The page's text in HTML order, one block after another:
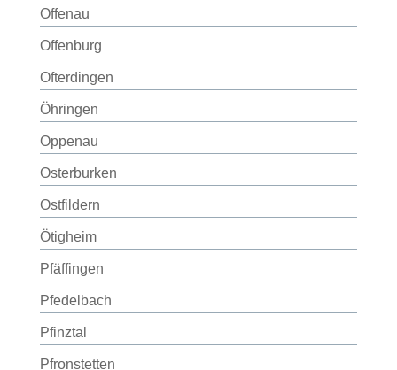
Offenau
Offenburg
Ofterdingen
Öhringen
Oppenau
Osterburken
Ostfildern
Ötigheim
Pfäffingen
Pfedelbach
Pfinztal
Pfronstetten